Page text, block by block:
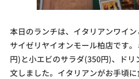
本日のランチは、イタリアンワイ
サイゼリヤイオンモール柏店です
円)と小エビのサラダ(350円)、ド
文しました。イタリアンがお手頃に